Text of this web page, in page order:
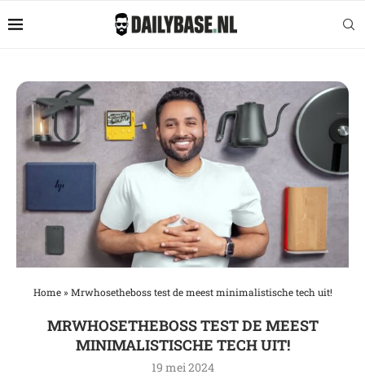
Home» Mrwhosetheboss test de meest minimalistische tech uit!
MRWHOSETHEBOSS TEST DE MEEST
MINIMALISTISCHE TECH UIT!
19 mei 2024